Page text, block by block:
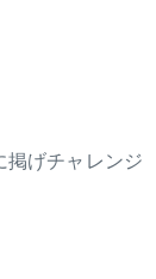
掲げチャレンジ